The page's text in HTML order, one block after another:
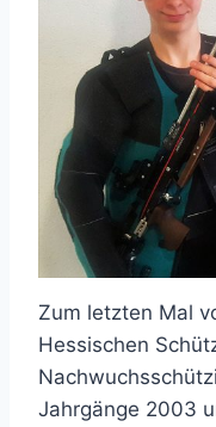
Zum letzten Mal
Hessischen
Jahrgänge 2003